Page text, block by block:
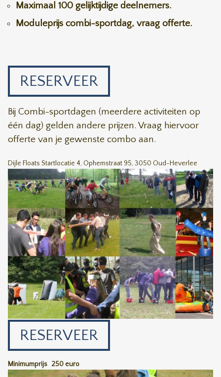
Maximaal 100 gelijktijdige deelnemers.
Moduleprijs combi-sportdag, vraag offerte.
RESERVEER
Bij Combi-sportdagen (meerdere activiteiten op
één dag) gelden andere prijzen. Vraag hiervoor
offerte van je gewenste combo aan.
Dijle Floats Startlocatie 4, Ophemstraat 95, 3050 Oud-Heverlee
RESERVEER
Minimumprijs 250 euro